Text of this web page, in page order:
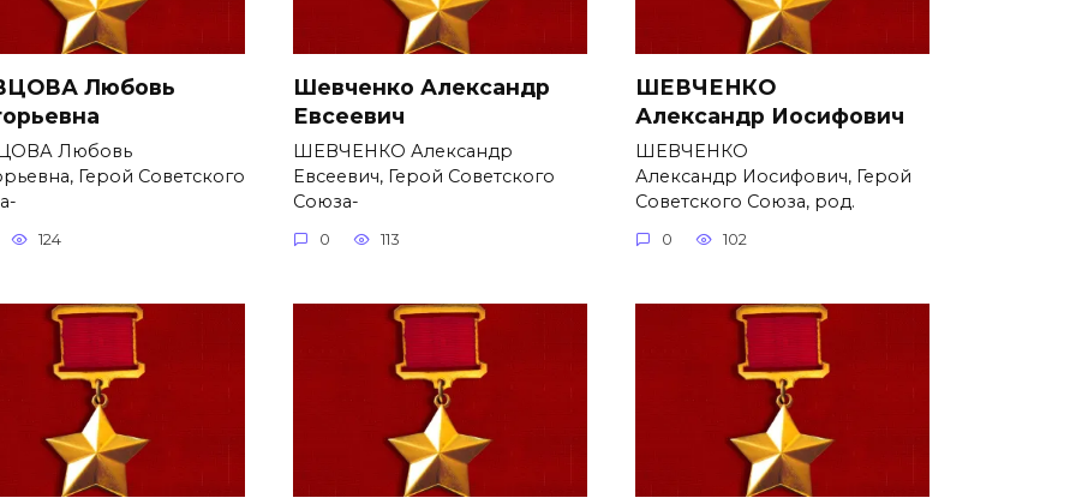
Любовь
Любовь
Герой Советского
124
Шевченко Александр
Евсеевич
ШЕВЧЕНКО Александр
Евсеевич, Герой Советского
Союза-
0 113
ШЕВЧЕНКО
Александр Иосифович
ШЕВЧЕНКО
Александр Иосифович, Герой
Советского Союза, род.
0 102